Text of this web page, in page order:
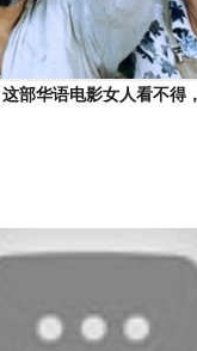
这部华语电影女人看不得